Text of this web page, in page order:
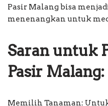
Pasir Malang bisa
menenangkan untuk
Saran untuk
Pasir Malang:
Memilih Tanaman: